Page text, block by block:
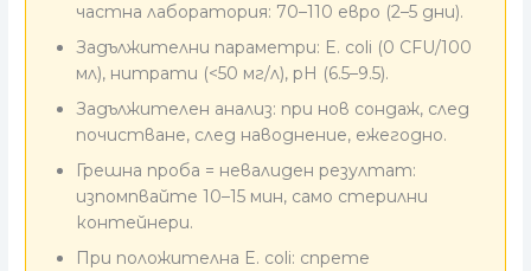
частна лаборатория: 70–110 евро (2–5 дни).
Задължителни параметри: E. coli (0 CFU/100
мл), нитрати (<50 мг/л), pH (6.5–9.5).
Задължителен анализ: при нов сондаж, след
почистване, след наводнение, ежегодно.
Грешна проба = невалиден резултат:
изпомпвайте 10–15 мин, само стерилни
контейнери.
При положителна E. coli: спрете